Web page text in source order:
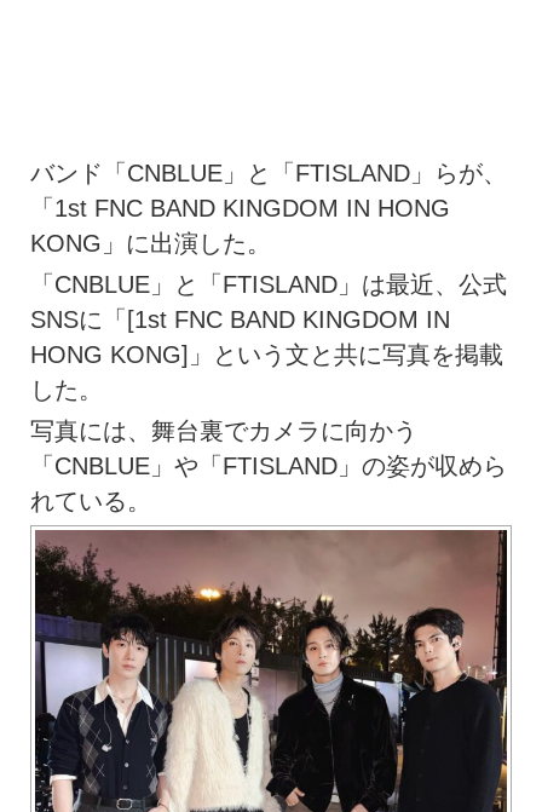
バンド「CNBLUE」と「FTISLAND」らが、
「1st FNC BAND KINGDOM IN HONG
KONG」に出演した。
「CNBLUE」と「FTISLAND」は最近、公式
SNSに「[1st FNC BAND KINGDOM IN
HONG KONG]」という文と共に写真を掲載
した。
写真には、舞台裏でカメラに向かう
「CNBLUE」や「FTISLAND」の姿が収めら
れている。